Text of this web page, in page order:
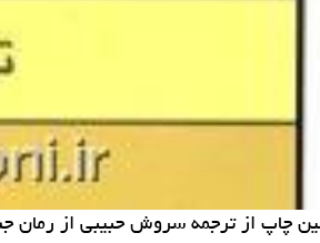
چاپ از ترجمه سروش حبیبی از